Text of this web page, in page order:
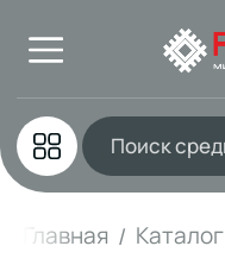
Главная Каталог